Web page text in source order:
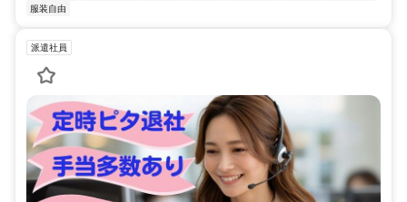
服装自由
派遣社員